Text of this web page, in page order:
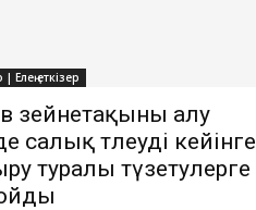
Елең еткізер
зейнетақыны алу
салық төлеуді кейінге
туралы түзетулерге